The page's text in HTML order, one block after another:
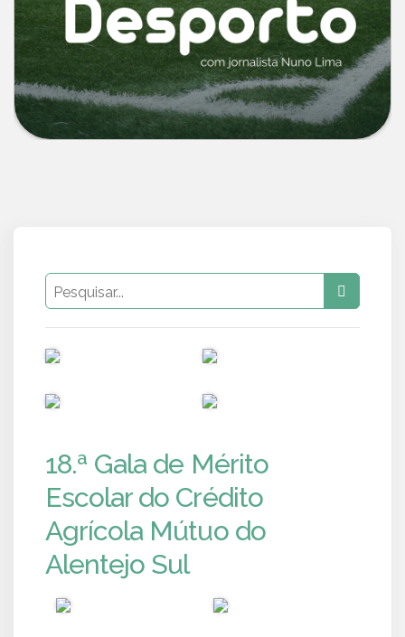
18.ª Gala de Mérito
Escolar do Crédito
Agrícola Mútuo do
Alentejo Sul